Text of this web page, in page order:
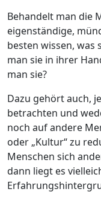
Behandelt man die
eigenständige,
besten wissen, was
man sie in ihrer
man sie?
Dazu gehört auch,
betrachten und
noch auf andere
oder „Kultur“ zu
Menschen sich
dann liegt es